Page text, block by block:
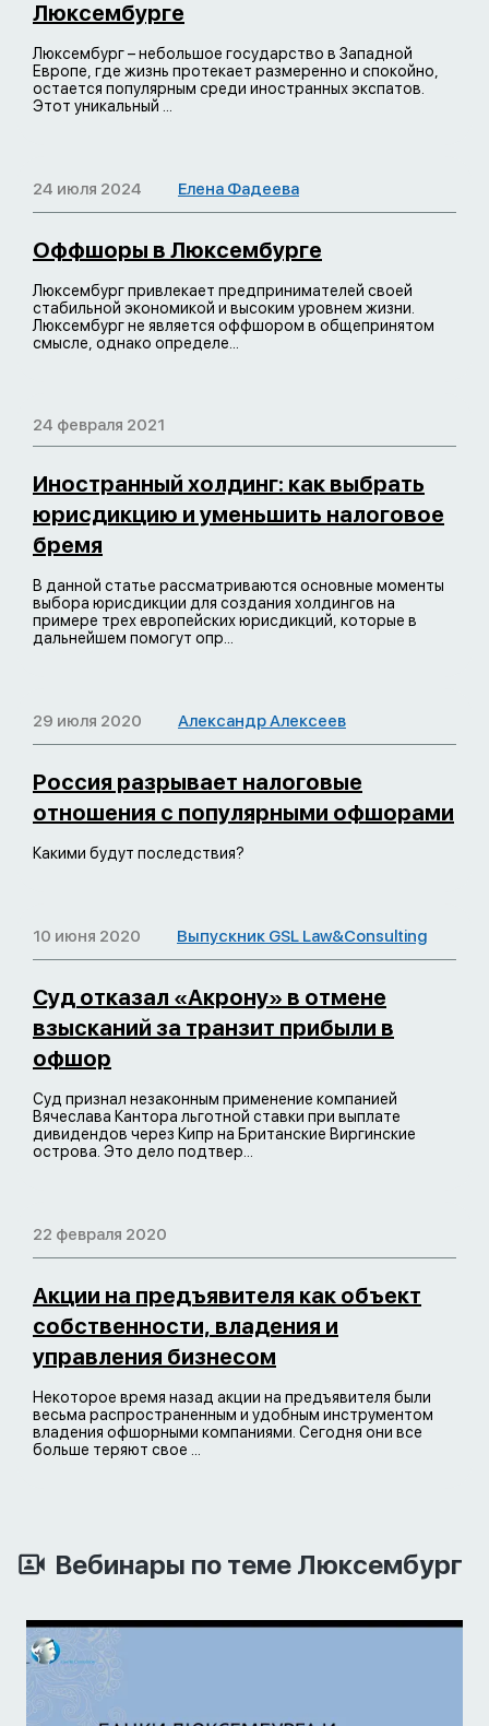
Люксембурге
Люксембург – небольшое государство в Западной
Европе, где жизнь протекает размеренно и спокойно,
остается популярным среди иностранных экспатов.
Этот уникальный ...
24 июля 2024 Елена Фадеева
Оффшоры в Люксембурге
Люксембург привлекает предпринимателей своей
стабильной экономикой и высоким уровнем жизни.
Люксембург не является оффшором в общепринятом
смысле, однако определе...
24 февраля 2021
Иностранный холдинг: как выбрать
юрисдикцию и уменьшить налоговое
бремя
В данной статье рассматриваются основные моменты
выбора юрисдикции для создания холдингов на
примере трех европейских юрисдикций, которые в
дальнейшем помогут опр...
29 июля 2020 Александр Алексеев
Россия разрывает налоговые
отношения с популярными офшорами
Какими будут последствия?
10 июня 2020 Выпускник GSL Law&Consulting
Суд отказал «Акрону» в отмене
взысканий за транзит прибыли в
офшор
Суд признал незаконным применение компанией
Вячеслава Кантора льготной ставки при выплате
дивидендов через Кипр на Британские Виргинские
острова. Это дело подтвер...
22 февраля 2020
Акции на предъявителя как объект
собственности, владения и
управления бизнесом
Некоторое время назад акции на предъявителя были
весьма распространенным и удобным инструментом
владения офшорными компаниями. Сегодня они все
больше теряют свое ...
Вебинары по теме Люксембург